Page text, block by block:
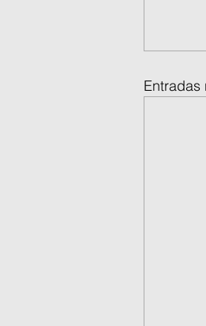
Entradas